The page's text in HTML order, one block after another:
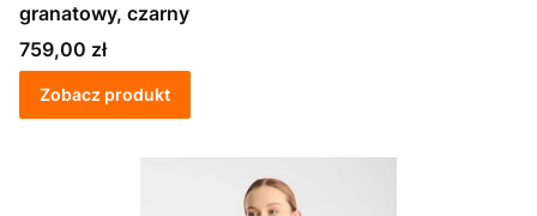
granatowy, czarny
Cena
759,00 zł
Zobacz produkt